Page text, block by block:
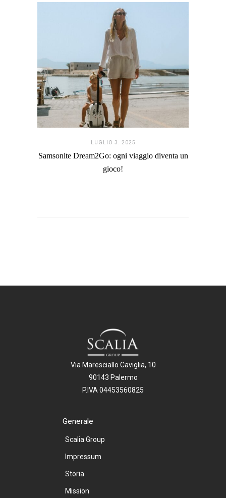
LUGLIO 3. 2025
Samsonite Dream2Go: ogni viaggio diventa un
gioco!
Via Maresciallo Caviglia, 10
90143 Palermo
P.IVA 04453560825
Generale
Scalia Group
Impressum
Storia
Mission